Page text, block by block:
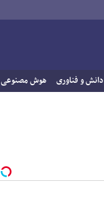
دانش و فناوری هوش مصنوعی